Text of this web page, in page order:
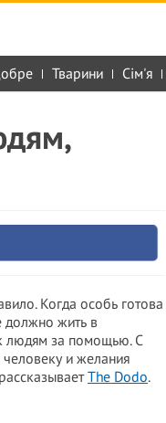
Тварини Сім'я
Когда особь готова
должно жить в
людям за помощью. С
человеку и желания
The Dodo.